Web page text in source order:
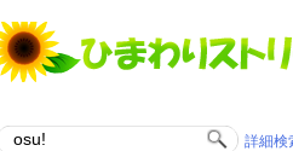
詳細検